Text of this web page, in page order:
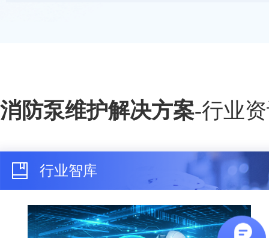
消防泵维护解决方案-行业
行业智库